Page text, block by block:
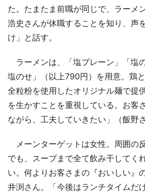
た。たまたま前職が同じで、ラーメ
浩史さんが休職することを知り、声
け」と話す。
ラーメンは、「塩プレーン」「塩
塩のせ」（以上790円）を用意。鶏
全粒粉を使用したオリジナル麺で提
を生かすことを重視している。お客
ながら、工夫していきたい」（飯野さ
メーンターゲットは女性。周囲の
でも、スープまで全て飲み干してく
い。何よりお客さまの『おいしい』
井渕さん。「今後はランチタイムだ